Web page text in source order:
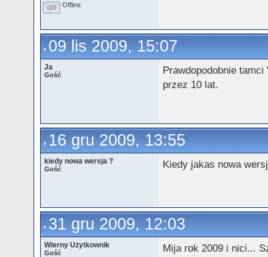
Offline
09 lis 2009, 15:07
Ja
Gość
Prawdopodobnie
przez 10 lat.
16 gru 2009, 13:55
kiedy nowa wersja ?
Gość Kiedy jakas nowa
31 gru 2009, 12:03
Wierny Użytkownik
Gość Mija rok 2009 i nici...